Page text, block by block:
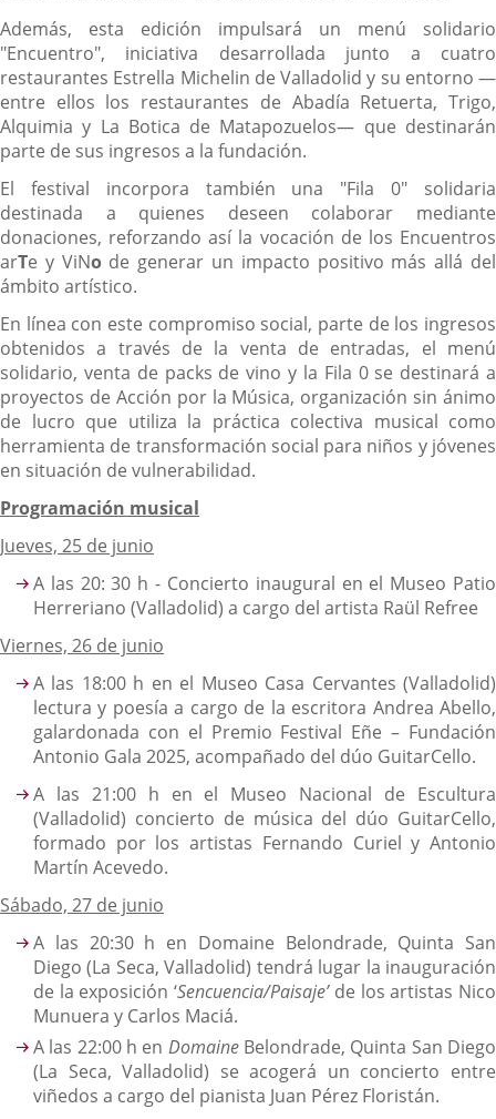
Además, esta edición impulsará un menú solidario
"Encuentro", iniciativa desarrollada junto a cuatro
restaurantes Estrella Michelin de Valladolid y su entorno —
entre ellos los restaurantes de Abadía Retuerta, Trigo,
Alquimia y La Botica de Matapozuelos— que destinarán
parte de sus ingresos a la fundación.
El festival incorpora también una "Fila 0" solidaria
destinada a quienes deseen colaborar mediante
donaciones, reforzando así la vocación de los Encuentros
arTe y ViNode generar un impacto positivo más allá del
ámbito artístico.
En línea con este compromiso social, parte de los ingresos
obtenidos a través de la venta de entradas, el menú
solidario, venta de packs de vino y la Fila 0 se destinará a
proyectos de Acción por la Música, organización sin ánimo
de lucro que utiliza la práctica colectiva musical como
herramienta de transformación social para niños y jóvenes
en situación de vulnerabilidad.
Programación musical
Jueves, 25 de junio
A las 20: 30 h - Concierto inaugural en el Museo Patio
Herreriano (Valladolid) a cargo del artista Raül Refree
Viernes, 26 de junio
A las 18:00 h en el Museo Casa Cervantes (Valladolid)
lectura y poesía a cargo de la escritora Andrea Abello,
galardonada con el Premio Festival Eñe – Fundación
Antonio Gala 2025, acompañado del dúo GuitarCello.
A las 21:00 h en el Museo Nacional de Escultura
(Valladolid) concierto de música del dúo GuitarCello,
formado por los artistas Fernando Curiel y Antonio
Martín Acevedo.
Sábado, 27 de junio
A las 20:30 h en Domaine Belondrade, Quinta San
Diego (La Seca, Valladolid) tendrá lugar la inauguración
de la exposición ‘Sencuencia/Paisaje’de los artistas Nico
Munuera y Carlos Maciá.
A las 22:00 h en DomaineBelondrade, Quinta San Diego
(La Seca, Valladolid) se acogerá un concierto entre
viñedos a cargo del pianista Juan Pérez Floristán.